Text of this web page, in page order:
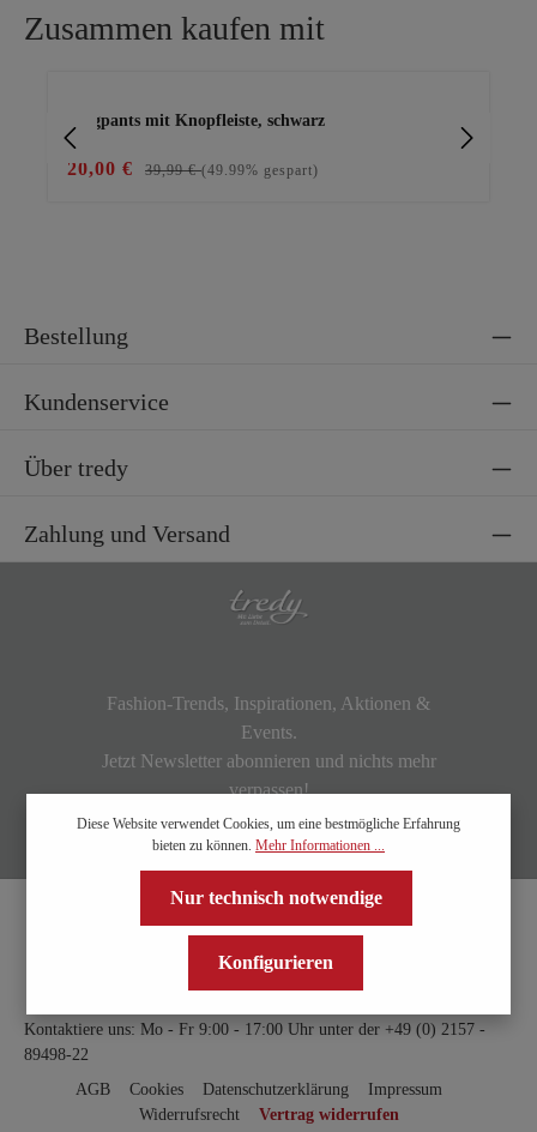
Zusammen kaufen mit
Joggpants mit Knopfleiste, schwarz
20,00 € 39,99 €(49.99% gespart)
Bestellung
Kundenservice
Über tredy
Zahlung und Versand
Fashion-Trends, Inspirationen, Aktionen &
Events.
Jetzt Newsletter abonnieren und nichts mehr
verpassen!
Kontaktiere uns: Mo - Fr 9:00 - 17:00 Uhr unter der +49 (0) 2157 -
89498-22
AGB
Cookies Datenschutzerklärung
Impressum
Widerrufsrecht
Vertrag widerrufen
Diese Website verwendet Cookies, um eine bestmögliche Erfahrung
bieten zu können. Mehr Informationen ...
Nur technisch notwendige
Konfigurieren